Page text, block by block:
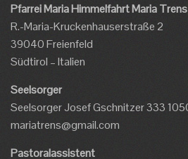
Pfarrei Maria Himmelfahrt Maria Trens
R.-Maria-Kruckenhauserstraße 2
39040 Freienfeld
Südtirol – Italien
Seelsorger
Seelsorger Josef Gschnitzer 333
mariatrens@gmail.com
Pastoralassistent